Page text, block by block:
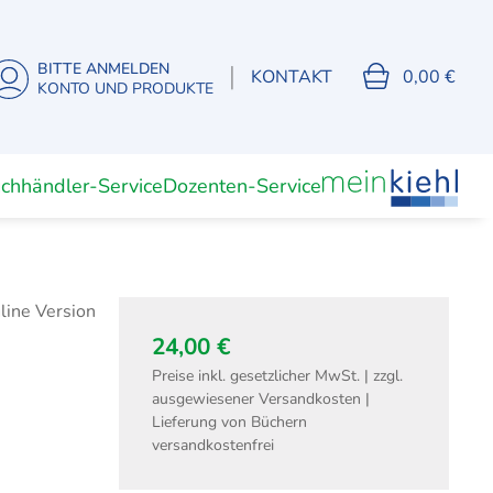
BITTE ANMELDEN
KONTO UND PRODUKTE
| KONTAKT 0,00 €
ServiceDozenten-Service
Unterrichtsmaterial
Dozenten
Fachwirte
Fachwirt Büro- und
(Digitale) Lernkarten
24,00 €
Preise inkl. gesetzlicher MwSt. | zzgl.
ausgewiesener Versandkosten |
Lieferung von Büchern
versandkostenfrei